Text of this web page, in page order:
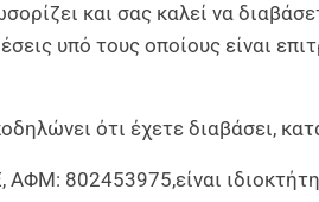
και σας καλεί να
υπό τους οποίους είναι
ότι έχετε διαβάσει,
802453975,είναι